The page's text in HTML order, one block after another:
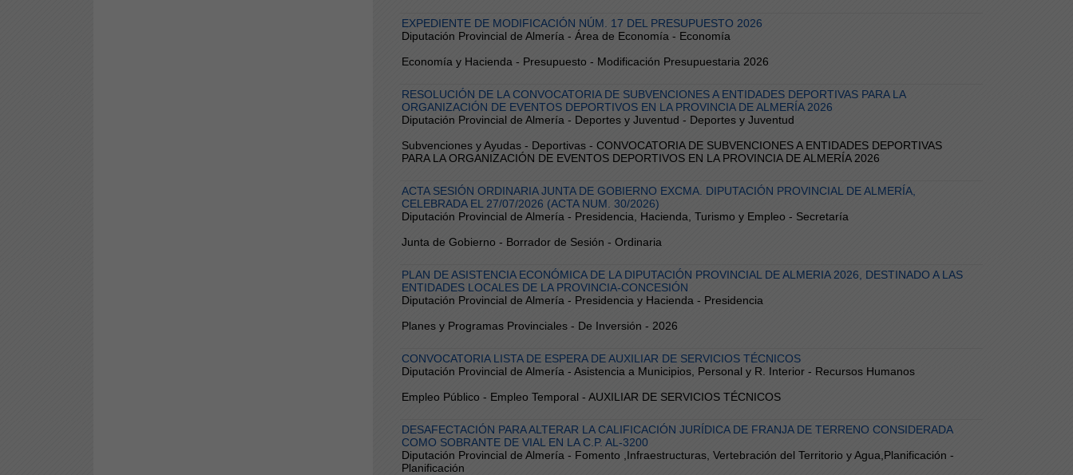
EXPEDIENTE DE MODIFICACIÓN NÚM. 17 DEL PRESUPUESTO 2026
Diputación Provincial de Almería - Área de Economía - Economía
Economía y Hacienda - Presupuesto - Modificación Presupuestaria 2026
RESOLUCIÓN DE LA CONVOCATORIA DE SUBVENCIONES A ENTIDADES DEPORTIVAS PARA LA
ORGANIZACIÓN DE EVENTOS DEPORTIVOS EN LA PROVINCIA DE ALMERÍA 2026
Diputación Provincial de Almería - Deportes y Juventud - Deportes y Juventud
Subvenciones y Ayudas - Deportivas - CONVOCATORIA DE SUBVENCIONES A ENTIDADES DEPORTIVAS
PARA LA ORGANIZACIÓN DE EVENTOS DEPORTIVOS EN LA PROVINCIA DE ALMERÍA 2026
ACTA SESIÓN ORDINARIA JUNTA DE GOBIERNO EXCMA. DIPUTACIÓN PROVINCIAL DE ALMERÍA,
CELEBRADA EL 27/07/2026 (ACTA NUM. 30/2026)
Diputación Provincial de Almería - Presidencia, Hacienda, Turismo y Empleo - Secretaría
Junta de Gobierno - Borrador de Sesión - Ordinaria
PLAN DE ASISTENCIA ECONÓMICA DE LA DIPUTACIÓN PROVINCIAL DE ALMERIA 2026, DESTINADO A LAS
ENTIDADES LOCALES DE LA PROVINCIA-CONCESIÓN
Diputación Provincial de Almería - Presidencia y Hacienda - Presidencia
Planes y Programas Provinciales - De Inversión - 2026
CONVOCATORIA LISTA DE ESPERA DE AUXILIAR DE SERVICIOS TÉCNICOS
Diputación Provincial de Almería - Asistencia a Municipios, Personal y R. Interior - Recursos Humanos
Empleo Público - Empleo Temporal - AUXILIAR DE SERVICIOS TÉCNICOS
DESAFECTACIÓN PARA ALTERAR LA CALIFICACIÓN JURÍDICA DE FRANJA DE TERRENO CONSIDERADA
COMO SOBRANTE DE VIAL EN LA C.P. AL-3200
Diputación Provincial de Almería - Fomento ,Infraestructuras, Vertebración del Territorio y Agua,Planificación -
Planificación